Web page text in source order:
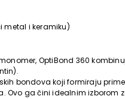
metal i keramiku)
OptiBond 360
bondova koji formiraju
ga čini idealnim izborom